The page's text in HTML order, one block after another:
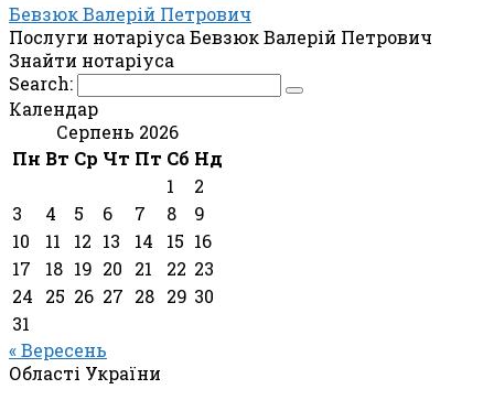
Бевзюк Валерій Петрович
Послуги нотаріуса Бевзюк Валерій Петрович
Знайти нотаріуса
Search:
Календар
Серпень 2026
Пн Вт Ср Чт Пт Сб Нд
1
2
3
4 5 6 7 8
9
10
11 12 13 14 15 16
17
18 19 20 21 22 23
24
25 26 27 28 29 30
31
« Вересень
Області України